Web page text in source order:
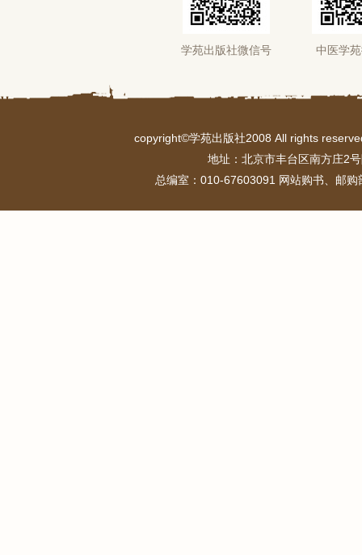
学苑出版社微信号 中医学
copyright©学苑出版社2008 All rights
地址：北京市丰台区南方庄2
总编室：010-67603091 网站购书、邮